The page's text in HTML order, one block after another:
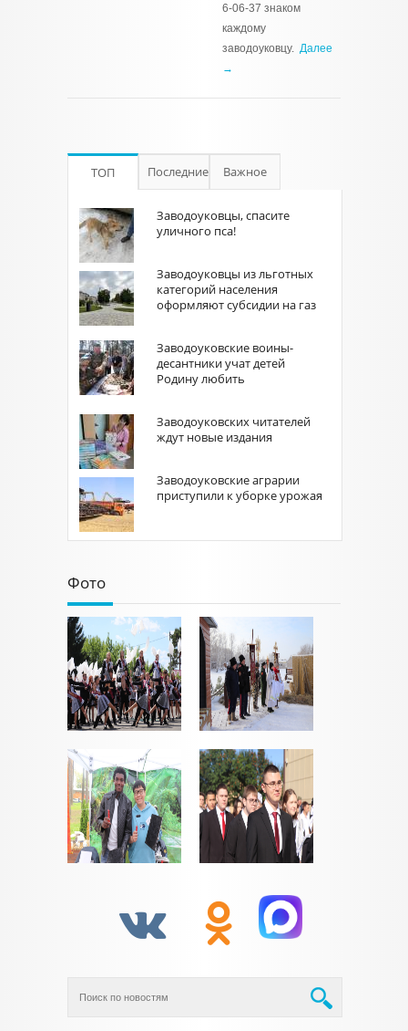
6-06-37 знаком
каждому
заводоуковцу. Далее
→
ТОП Последние Важное
Заводоуковцы, спасите
уличного пса!
Заводоуковцы из льготных
категорий населения
оформляют субсидии на газ
Заводоуковские воины-
десантники учат детей
Родину любить
Заводоуковских читателей
ждут новые издания
Заводоуковские аграрии
приступили к уборке урожая
Фото